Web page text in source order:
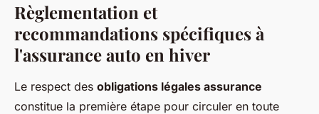
Règlementation et
recommandations spécifiques à
l'assurance auto en hiver
Le respect des obligations légales assurance
constitue la première étape pour circuler en toute